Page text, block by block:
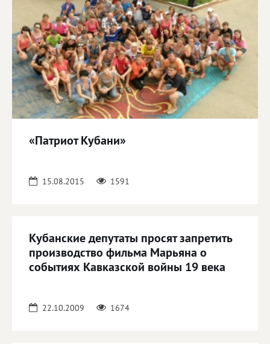
«Патриот Кубани»
15.08.2015 1591
Кубанские депутаты просят запретить
производство фильма Марьяна о
событиях Кавказской войны 19 века
22.10.2009 1674